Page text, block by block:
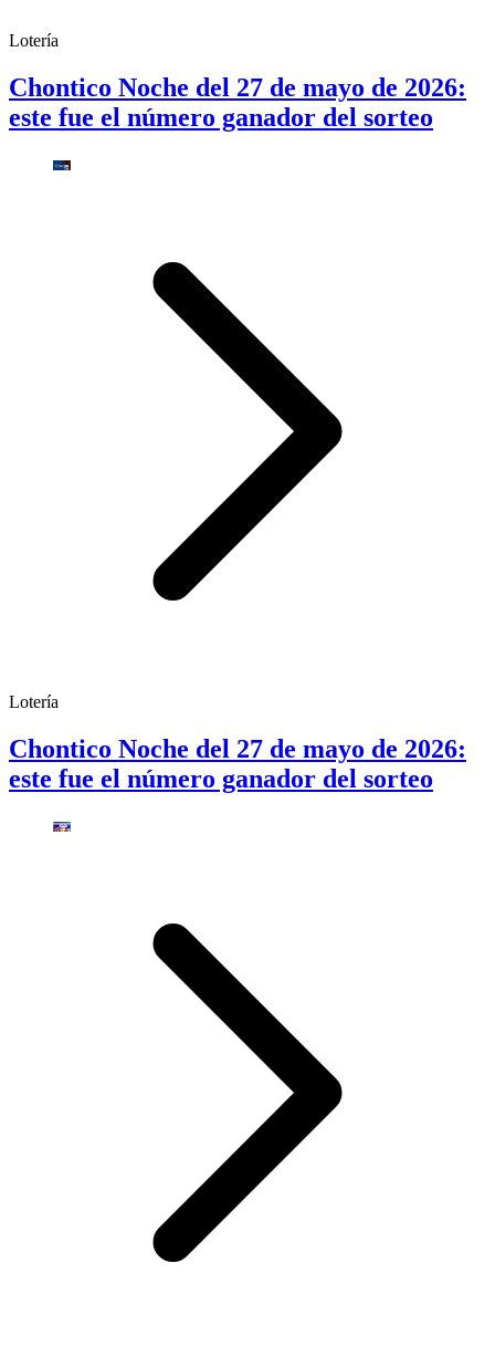
Lotería
Chontico Noche del 27 de mayo de 2026:
este fue el número ganador del sorteo
Lotería
Chontico Noche del 27 de mayo de 2026:
este fue el número ganador del sorteo